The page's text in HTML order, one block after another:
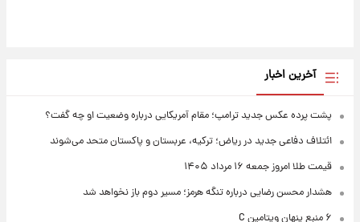
آخرین اخبار
پشت پرده عکس جدید ترامپ؛ مقام آمریکایی درباره وضعیت او چه گفت؟
ائتلاف دفاعی جدید در ریاض؛ ترکیه، عربستان و پاکستان متحد می‌شوند
قیمت طلا امروز جمعه ۱۶ مرداد ۱۴۰۵
هشدار محسن رضایی درباره تنگه هرمز؛ مسیر دوم باز نخواهد شد
۶ منبع پنهان ویتامین C